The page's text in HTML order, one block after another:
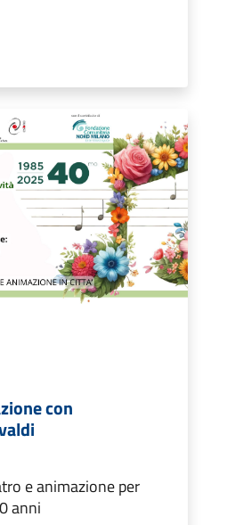
con
e animazione per
anni